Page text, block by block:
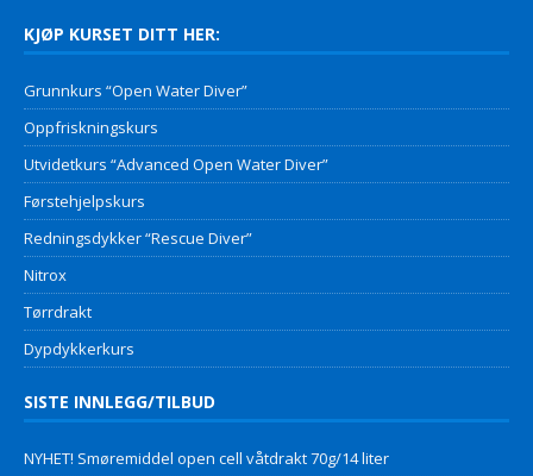
KJØP KURSET DITT HER:
Grunnkurs “Open Water Diver”
Oppfriskningskurs
Utvidetkurs “Advanced Open Water Diver”
Førstehjelpskurs
Redningsdykker “Rescue Diver”
Nitrox
Tørrdrakt
Dypdykkerkurs
SISTE INNLEGG/TILBUD
NYHET! Smøremiddel open cell våtdrakt 70g/14 liter